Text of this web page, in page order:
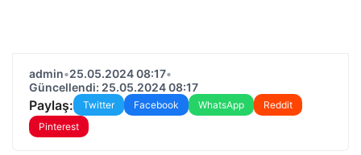
admin•25.05.2024 08:17•
Güncellendi: 25.05.2024 08:17
Paylaş: Twitter Facebook WhatsApp
Reddit
Pinterest